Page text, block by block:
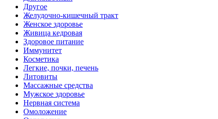
Другое
Желудочно-кишечный тракт
Женское здоровье
Живица кедровая
Здоровое питание
Иммунитет
Косметика
Легкие, почки, печень
Литовиты
Массажные средства
Мужское здоровье
Нервная система
Омоложение